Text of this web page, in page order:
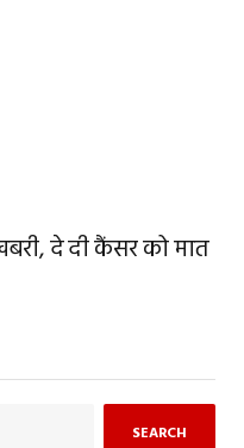
दे दी कैंसर को मात
SEARCH